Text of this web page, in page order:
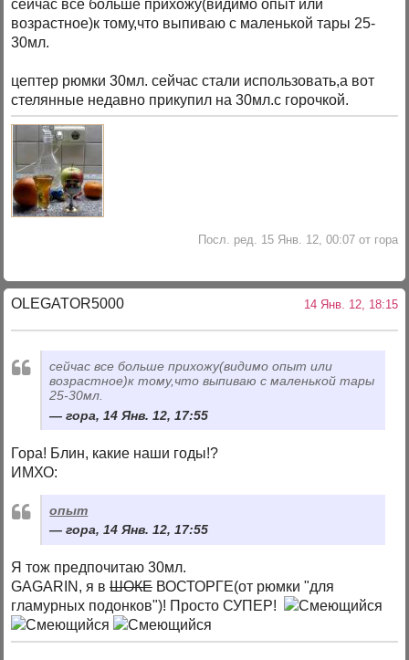
сейчас все больше прихожу(видимо опыт или
возрастное)к тому,что выпиваю с маленькой тары 25-
30мл.
цептер рюмки 30мл. сейчас стали использовать,а вот
стелянные недавно прикупил на 30мл.с горочкой.
Посл. ред. 15 Янв. 12, 00:07 от гора
OLEGATOR5000 14 Янв. 12, 18:15
сейчас все больше прихожу(видимо опыт или
возрастное)к тому,что выпиваю с маленькой тары
25-30мл.
гора, 14 Янв. 12, 17:55
Гора! Блин, какие наши годы!?
ИМХО:
опыт
гора, 14 Янв. 12, 17:55
Я тож предпочитаю 30мл.
GAGARIN, я вШОКЕ ВОСТОРГЕ(от рюмки "для
гламурных подонков")! Просто СУПЕР!